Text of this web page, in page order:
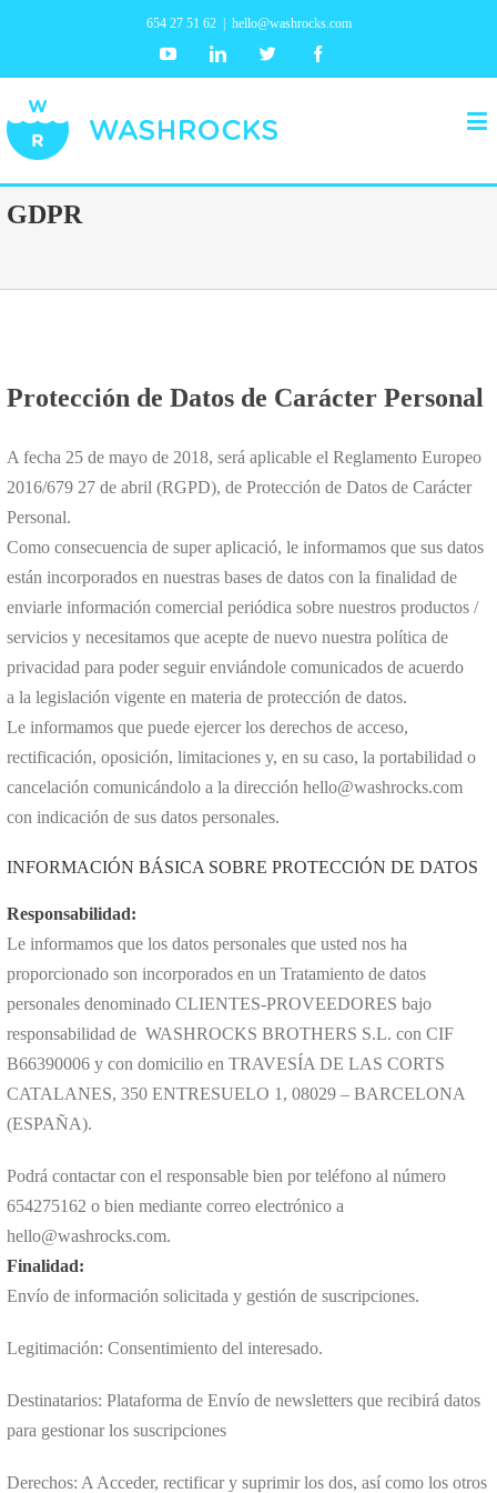
654 27 51 62 hello@washrocks.com
YoutubeLinkedin Twitter
GDPR
Protección de Datos de Carácter Personal
A fecha 25 de mayo de 2018, será aplicable el Reglamento Europeo
2016/679 27 de abril (RGPD), de Protección de Datos de Carácter
Personal.
Como consecuencia de super aplicació, le informamos que sus datos
están incorporados en nuestras bases de datos con la finalidad de
enviarle información comercial periódica sobre nuestros productos /
servicios y necesitamos que acepte de nuevo nuestra política de
privacidad para poder seguir enviándole comunicados de acuerdo
a la legislación vigente en materia de protección de datos.
Le informamos que puede ejercer los derechos de acceso,
rectificación, oposición, limitaciones y, en su caso, la portabilidad o
cancelación comunicándolo a la dirección hello@washrocks.com
con indicación de sus datos personales.
INFORMACIÓN BÁSICA SOBRE PROTECCIÓN DE DATOS
Responsabilidad:
Le informamos que los datos personales que usted nos ha
proporcionado son incorporados en un Tratamiento de datos
personales denominado CLIENTES-PROVEEDORES bajo
responsabilidad de WASHROCKS BROTHERS S.L. con CIF
B66390006 y con domicilio en TRAVESÍA DE LAS CORTS
CATALANES, 350 ENTRESUELO 1, 08029 – BARCELONA
(ESPAÑA).
Podrá contactar con el responsable bien por teléfono al número
654275162 o bien mediante correo electrónico a
hello@washrocks.com.
Finalidad:
Envío de información solicitada y gestión de suscripciones.
Legitimación: Consentimiento del interesado.
Destinatarios: Plataforma de Envío de newsletters que recibirá datos
para gestionar los suscripciones
Derechos: A Acceder, rectificar y suprimir los dos, así como los otros